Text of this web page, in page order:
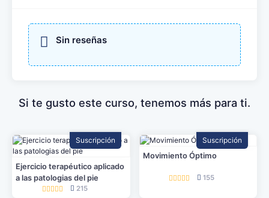
Sin reseñas
Si te gusto este curso, tenemos más para ti.
Suscripción
Ejercicio terapéutico aplicado
a las patologias del pie
215
Suscripción
Movimiento Óptimo
155